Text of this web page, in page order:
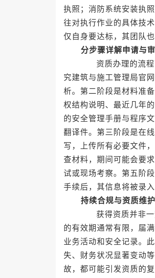
执照；消防系统安装执
往对执行作业的具体技
仅自身要达标，其团队
分步骤详解申请与
资质办理的流程
究建筑与施工管理局官
析。第二阶段是材料准
权结构说明、最近几年
的安全管理手册与程序
翻译件。第三阶段是在
写，上传所有必要文件
查材料，期间可能会要
试或现场考察。第五阶
手续后，其信息将被录
持续合规与资质维
获得资质并非一
的有效期通常有限，届
业务活动和安全记录。
失、财务状况显著变动
故，都可能引发资质的